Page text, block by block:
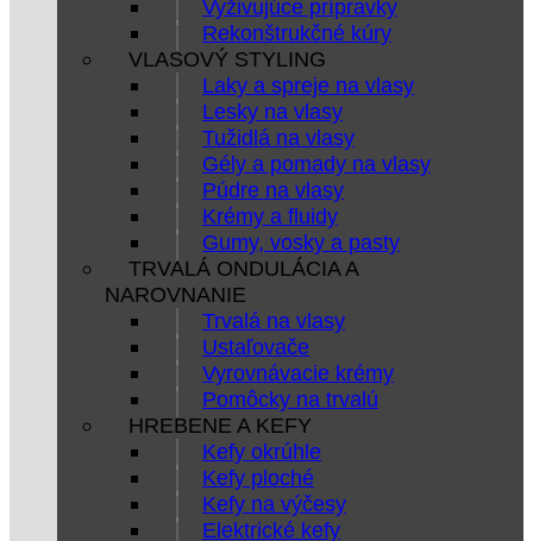
Vyživujúce prípravky
Rekonštrukčné kúry
VLASOVÝ STYLING
Laky a spreje na vlasy
Lesky na vlasy
Tužidlá na vlasy
Gély a pomady na vlasy
Púdre na vlasy
Krémy a fluidy
Gumy, vosky a pasty
TRVALÁ ONDULÁCIA A
NAROVNANIE
Trvalá na vlasy
Ustaľovače
Vyrovnávacie krémy
Pomôcky na trvalú
HREBENE A KEFY
Kefy okrúhle
Kefy ploché
Kefy na výčesy
Elektrické kefy